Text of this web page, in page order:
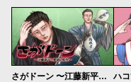
さがドーン 〜江藤新平と肥前の妖怪〜